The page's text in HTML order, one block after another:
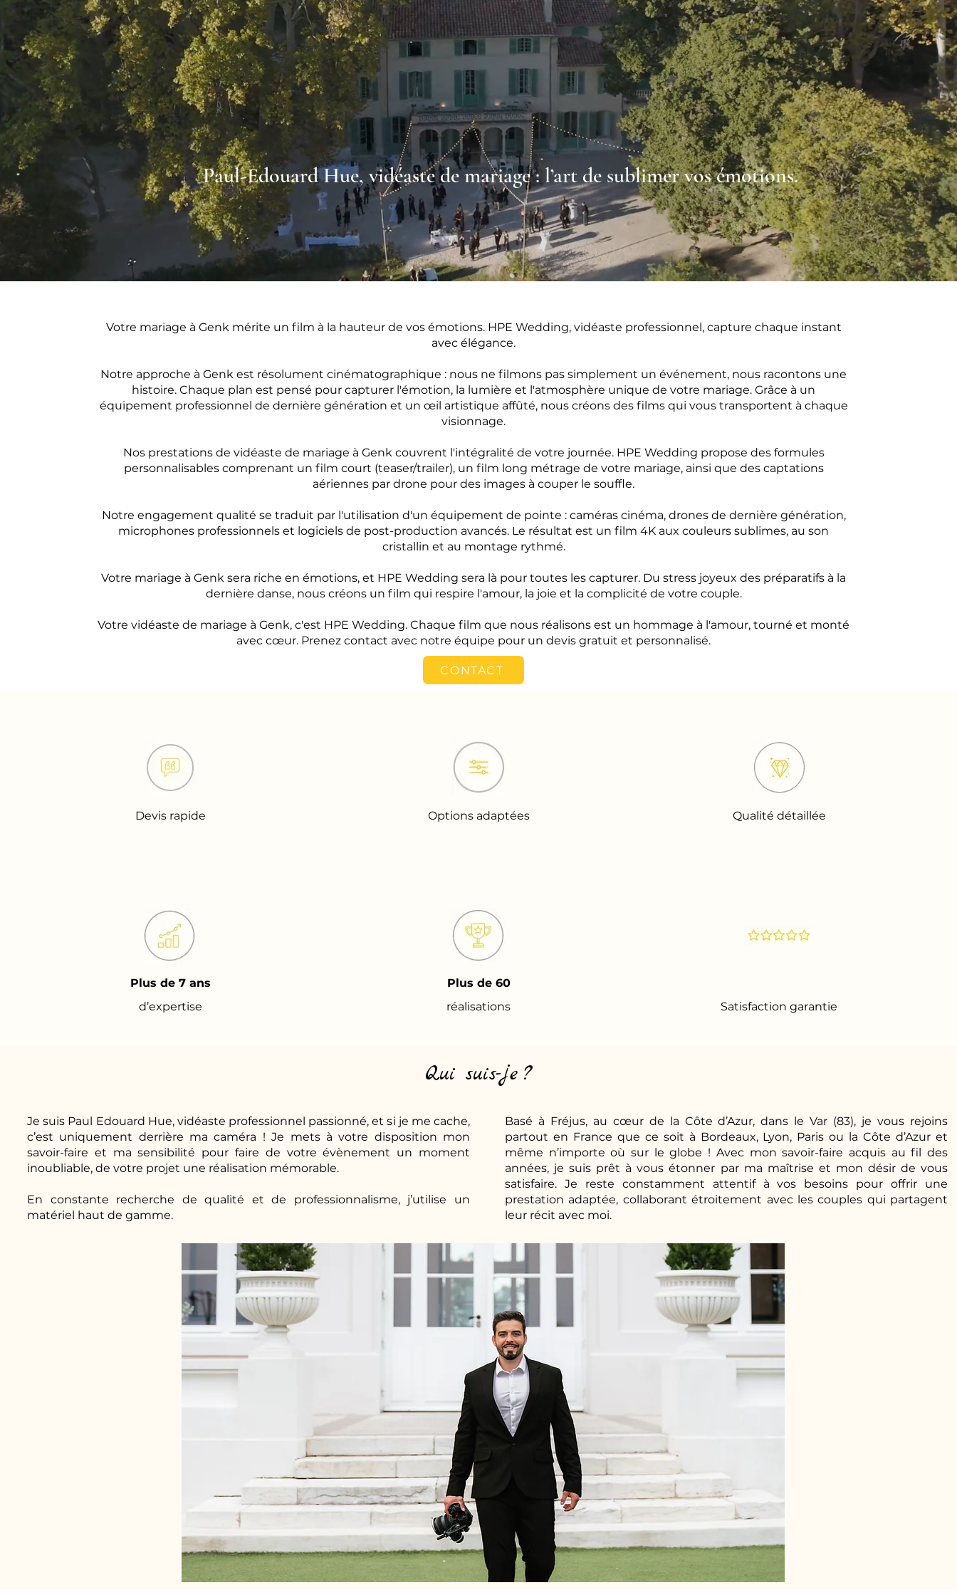
Paul-Edouard Hue, vidéaste de mariage : l’art de sublimer vos émotions.
Votre mariage à Genk mérite un film à la hauteur de vos émotions. HPE Wedding, vidéaste professionnel, capture chaque instant
avec élégance.
Notre approche à Genk est résolument cinématographique : nous ne filmons pas simplement un événement, nous racontons une
histoire. Chaque plan est pensé pour capturer l'émotion, la lumière et l'atmosphère unique de votre mariage. Grâce à un
équipement professionnel de dernière génération et un œil artistique affûté, nous créons des films qui vous transportent à chaque
visionnage.
Nos prestations de vidéaste de mariage à Genk couvrent l'intégralité de votre journée. HPE Wedding propose des formules
personnalisables comprenant un film court (teaser/trailer), un film long métrage de votre mariage, ainsi que des captations
aériennes par drone pour des images à couper le souffle.
Notre engagement qualité se traduit par l'utilisation d'un équipement de pointe : caméras cinéma, drones de dernière génération,
microphones professionnels et logiciels de post-production avancés. Le résultat est un film 4K aux couleurs sublimes, au son
cristallin et au montage rythmé.
Votre mariage à Genk sera riche en émotions, et HPE Wedding sera là pour toutes les capturer. Du stress joyeux des préparatifs à la
dernière danse, nous créons un film qui respire l'amour, la joie et la complicité de votre couple.
Votre vidéaste de mariage à Genk, c'est HPE Wedding. Chaque film que nous réalisons est un hommage à l'amour, tourné et monté
avec cœur. Prenez contact avec notre équipe pour un devis gratuit et personnalisé.
CONTACT
Devis rapide
Plus de 7 ans
d’expertise
Options adaptées Qualité détaillée
Plus de 60
réalisations
Satisfaction garantie
Qui suis-je ?
Je suis Paul Edouard Hue, vidéaste professionnel passionné, et si je me cache,
c’est uniquement derrière ma caméra ! Je mets à votre disposition mon
savoir-faire et ma sensibilité pour faire de votre évènement un moment
inoubliable, de votre projet une réalisation mémorable.
En constante recherche de qualité et de professionnalisme, j’utilise un
matériel haut de gamme.
Basé à Fréjus, au cœur de la Côte d’Azur, dans le Var (83), je vous rejoins
partout en France que ce soit à Bordeaux, Lyon, Paris ou la Côte d’Azur et
même n’importe où sur le globe ! Avec mon savoir-faire acquis au fil des
années, je suis prêt à vous étonner par ma maîtrise et mon désir de vous
satisfaire. Je reste constamment attentif à vos besoins pour offrir une
prestation adaptée, collaborant étroitement avec les couples qui partagent
leur récit avec moi.